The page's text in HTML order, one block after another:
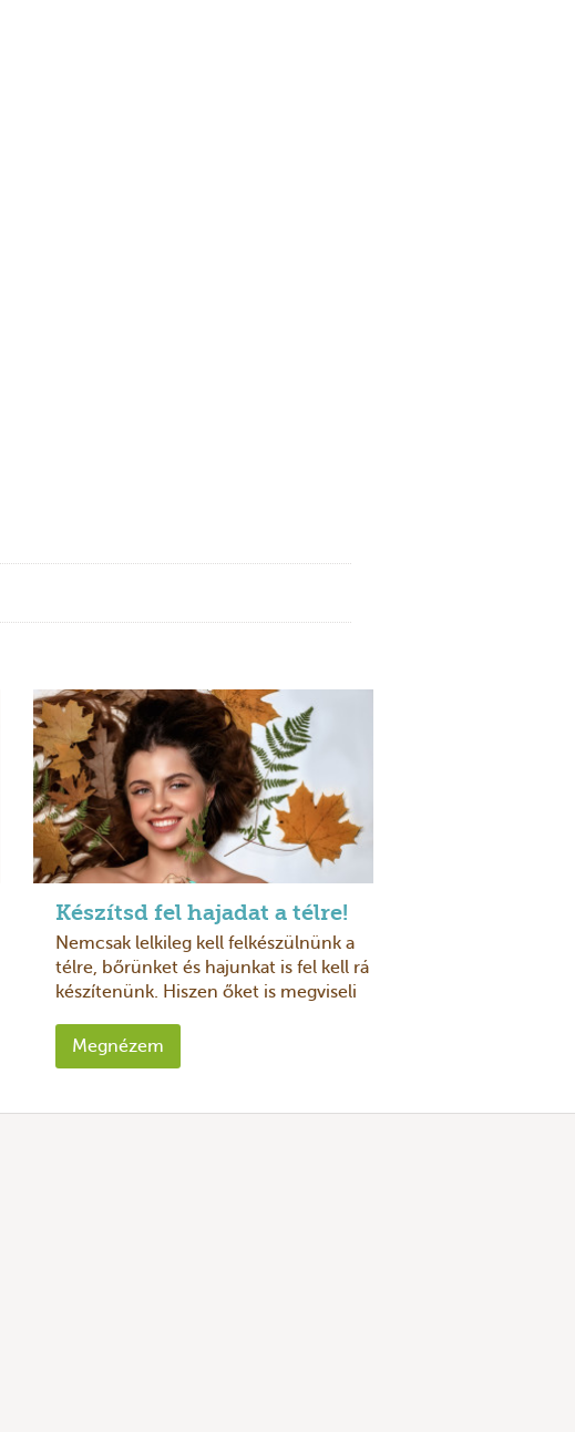
Készítsd fel hajadat a télre!
Nemcsak lelkileg kell felkészülnünk a
télre, bőrünket és hajunkat is fel kell rá
készítenünk. Hiszen őket is megviseli
Megnézem